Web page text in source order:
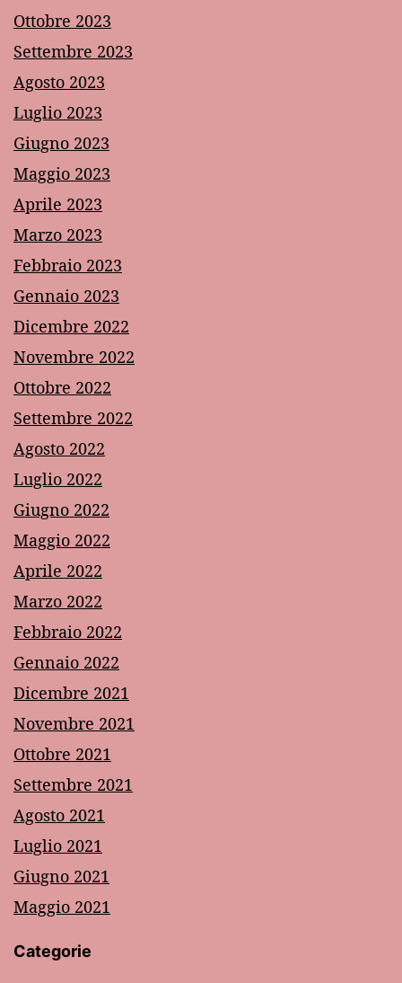
Ottobre 2023
Settembre 2023
Agosto 2023
Luglio 2023
Giugno 2023
Maggio 2023
Aprile 2023
Marzo 2023
Febbraio 2023
Gennaio 2023
Dicembre 2022
Novembre 2022
Ottobre 2022
Settembre 2022
Agosto 2022
Luglio 2022
Giugno 2022
Maggio 2022
Aprile 2022
Marzo 2022
Febbraio 2022
Gennaio 2022
Dicembre 2021
Novembre 2021
Ottobre 2021
Settembre 2021
Agosto 2021
Luglio 2021
Giugno 2021
Maggio 2021
Categorie